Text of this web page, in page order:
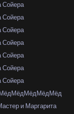
Сойера
Сойера
Сойера
Сойера
Сойера
Сойера
Сойера
МёдМёдМёдМёд
и Маргарита